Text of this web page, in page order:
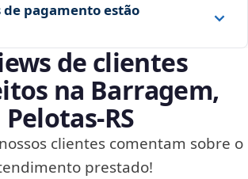
de pagamento estão
de clientes
na Barragem,
Pelotas‑RS
clientes comentam sobre o
prestado!